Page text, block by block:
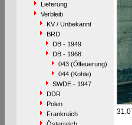
Lieferung
Verbleib
KV / Unbekannt
BRD
DB - 1949
DB - 1968
043 (Ölfeuerung)
044 (Kohle)
SWDE - 1947
DDR
Polen
Frankreich